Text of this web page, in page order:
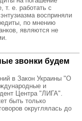
т. е. работать с
восприняли
по мнению
являются не
звонки будем
в Закон Украины "О
и
Центра "ЛИГА".
быть только
округлялась до